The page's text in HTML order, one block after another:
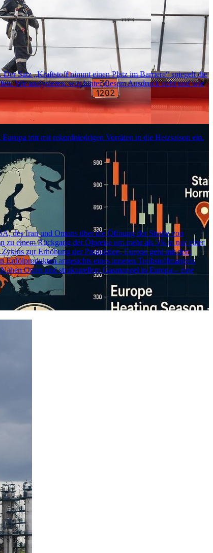
Satz „Kraftstoff nimmt einen Platz im Barriere“ spiegelt die
Wir analysieren, was hinter diesem Ausdruck steht und wie
tritt mit rekordniedrigen Vorräten in die Heizsaison ein.
des Iran und Omans über die Öffnung der Straße von
einem Rückgang der Ölpreise um mehr als 5% in nur einer
zur Erhöhung der Produktion, Europa geht mit dem
angesichts eines inneren Treibstoffmangels
Osten und strukturellem Gasmangel in Europa – eine